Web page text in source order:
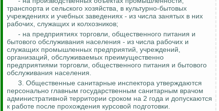
транспорта и сельского хозяйства, в культурно-бытовых
учреждениях и учебных заведениях - из числа занятых в них
рабочих, служащих и колхозников;
- на предприятиях торговли, общественного питания и
бытового обслуживания населения - из числа рабочих и
служащих промышленных предприятий, учреждений,
организаций, обслуживаемых преимущественно
предприятиями торговли, общественного питания и бытового
обслуживания населения.
3. Общественные санитарные инспектора утверждаются
персонально главным государственным санитарным врачом
административной территории сроком на 2 года и допускаются
к работе после прохождения курсовой подготовки.